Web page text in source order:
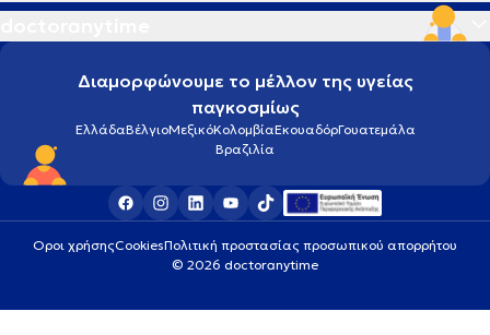
Διαμορφώνουμε το μέλλον της υγείας
παγκοσμίως
ΕλλάδαΒέλγιοΜεξικόΚολομβίαΕκουαδόρΓουατεμάλα
Βραζιλία
Οροι χρήσηςCookiesΠολιτική προστασίας προσωπικού απορρήτου
© 2026 doctoranytime